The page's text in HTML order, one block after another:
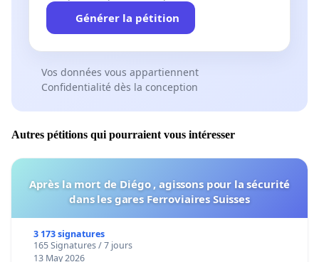
Générer la pétition
Vos données vous appartiennent
Confidentialité dès la conception
Autres pétitions qui pourraient vous intéresser
Après la mort de Diégo , agissons pour la sécurité
dans les gares Ferroviaires Suisses
3 173 signatures
165 Signatures / 7 jours
13 May 2026